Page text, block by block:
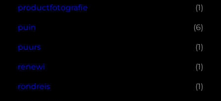
productfotografie (1)
puin (6)
puurs (1)
renewi (1)
rondreis (1)